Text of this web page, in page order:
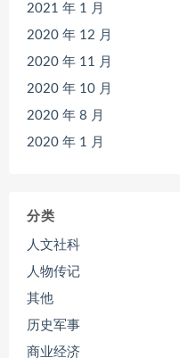
2021 年 1 月
2020 年 12 月
2020 年 11 月
2020 年 10 月
2020 年 8 月
2020 年 1 月
分类
人文社科
人物传记
其他
历史军事
商业经济